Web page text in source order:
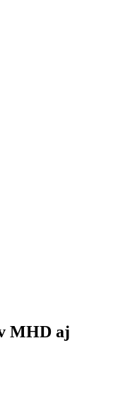
MHD aj